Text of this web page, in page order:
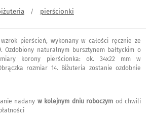
/ pierścionki
wzrok pierścień, wykonany w całości ręcznie ze
Ozdobiony naturalnym bursztynem bałtyckim o
korony pierścionka: ok. 34x22 mm w
rozmiar 14. Biżuteria zostanie ozdobnie
nadany w kolejnym dniu roboczym od chwili